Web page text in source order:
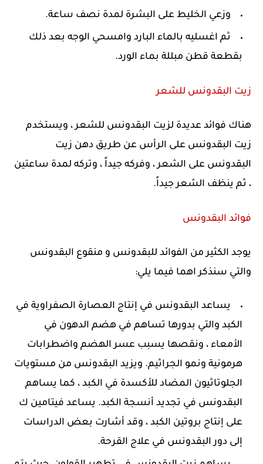
وزعي الخليط على البشرة لمدة نصف ساعة.
ثم اغسليه بالماء البارد وامسحي الوجه بعد ذلك
بقطعة قطن مبللة بماء الورد.
زيت البقدونس للشعر
هناك فوائد عديدة لزيت البقدونس للشعر ، ويستخدم
زيت البقدونس على الرأس عن طريق دهن زيت
البقدونس على الشعر ، وفركه جيداً ، وتركه لمدة ساعتين
، ثم ينظف الشعر جيداً.
فوائد البقدونس
يوجد الكثير من الفوائد للبقدونس و منقوع البقدونس
والتي سنذكر اهما فيما يلي:
يساعد البقدونس في إنتاج العصارة الصفراوية في
الكبد والتي بدورها تساهم في هضم الدهون في
الأمعاء ، ونقصها يسبب عسر الهضم واضطرابات
هرمونية ونمو الجراثيم. ويزيد البقدونس من مستويات
الجلوتاثيون المضاد للأكسدة في الكبد ، كما يساهم
البقدونس في تجديد أنسجة الكبد. يساعد فيتامين ك
على إنتاج بروتين الكبد ، وقد أشارت بعض الدراسات
إلى دور البقدونس في علاج القرحة.